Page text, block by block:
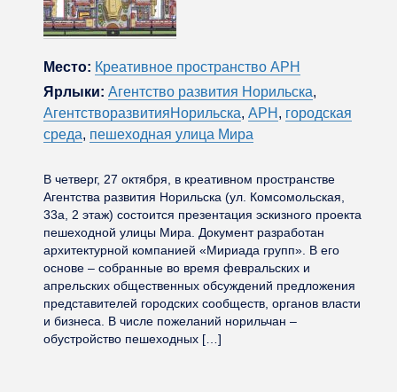
Место: Креативное пространство АРН
Ярлыки: Агентство развития Норильска,
АгентстворазвитияНорильска, АРН , городская
среда, пешеходная улица Мира
В четверг, 27 октября, в креативном пространстве
Агентства развития Норильска (ул. Комсомольская,
33а, 2 этаж) состоится презентация эскизного проекта
пешеходной улицы Мира. Документ разработан
архитектурной компанией «Мириада групп». В его
основе – собранные во время февральских и
апрельских общественных обсуждений предложения
представителей городских сообществ, органов власти
и бизнеса. В числе пожеланий норильчан –
обустройство пешеходных […]